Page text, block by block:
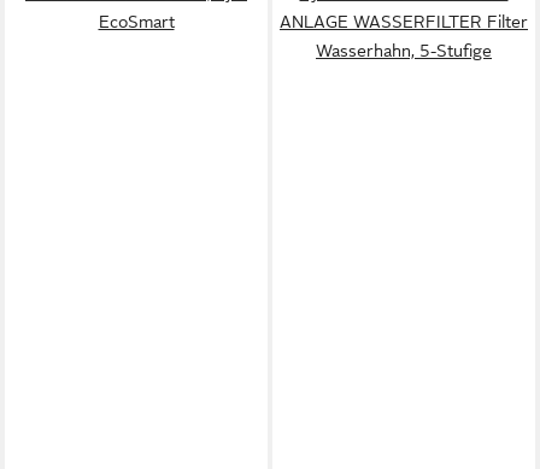
EcoSmart
ANLAGE WASSERFILTER Filter
Wasserhahn, 5-Stufige